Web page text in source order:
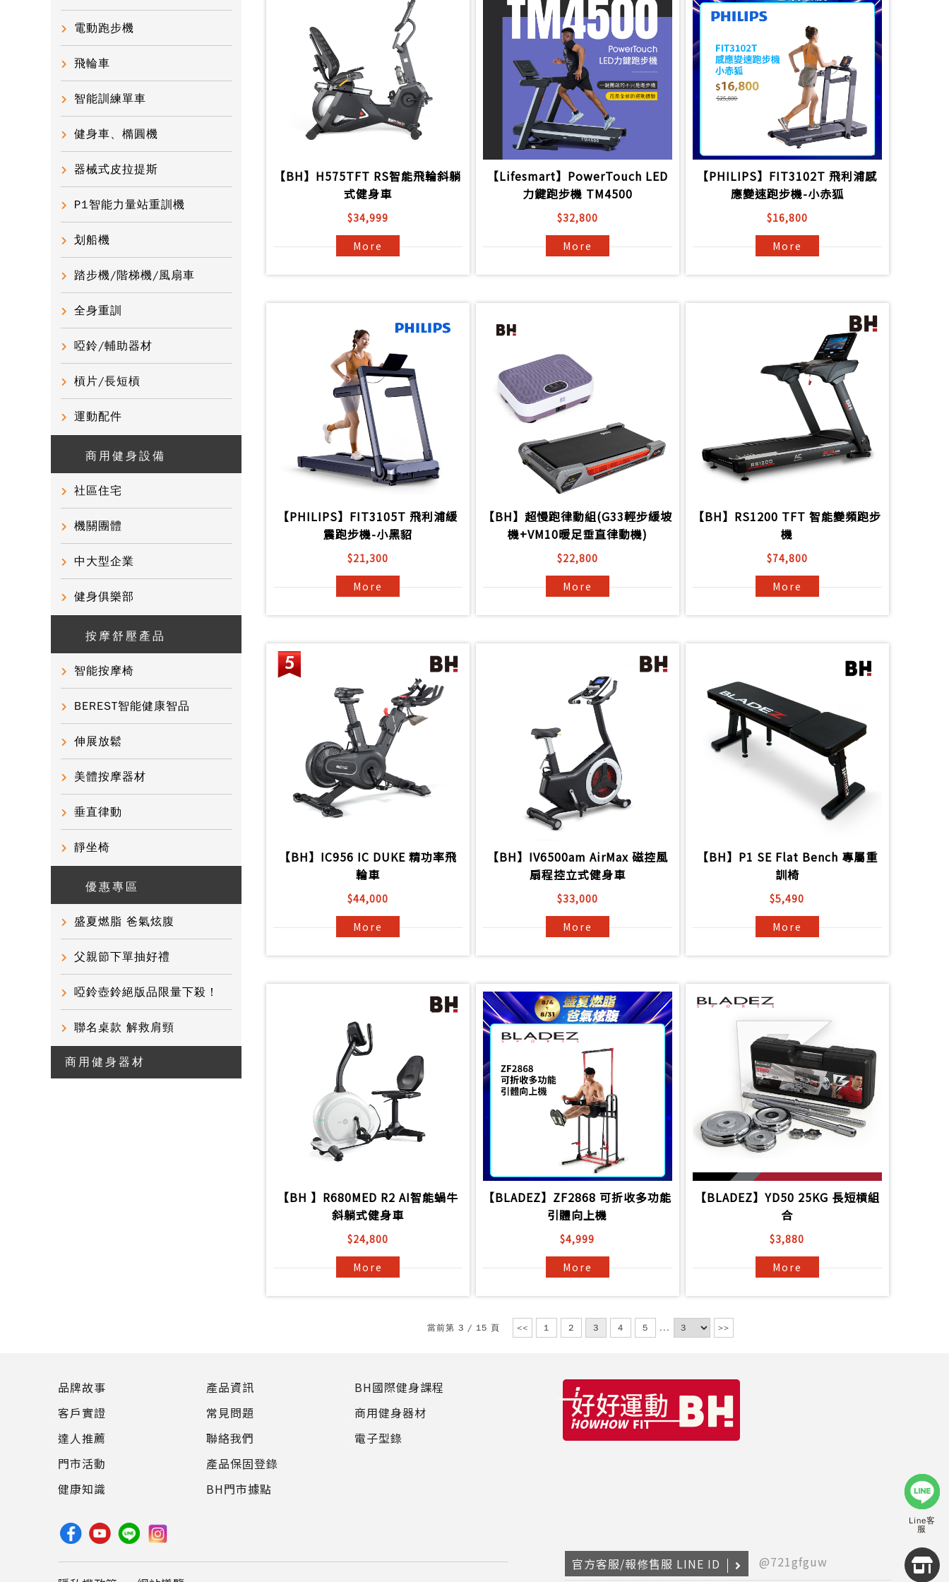
Line客
服
電動跑步機
飛輪車
智能訓練單車
健身車、橢圓機
器械式皮拉提斯
P1智能力量站重訓機
划船機
踏步機/階梯機/風扇車
全身重訓
啞鈴/輔助器材
槓片/長短槓
運動配件
商用健身設備
社區住宅
機關團體
中大型企業
健身俱樂部
按摩舒壓產品
智能按摩椅
BEREST智能健康智品
伸展放鬆
美體按摩器材
垂直律動
靜坐椅
優惠專區
盛夏燃脂 爸氣炫腹
父親節下單抽好禮
啞鈴壺鈴絕版品限量下殺！
聯名桌款 解救肩頸
商用健身器材
【BH】H575TFT RS智能飛輪斜躺
式健身車
$34,999
More
【Lifesmart】PowerTouch LED
力鍵跑步機 TM4500
$32,800
More
【PHILIPS】FIT3102T 飛利浦感
應變速跑步機-小赤狐
$16,800
More
【PHILIPS】FIT3105T 飛利浦緩
震跑步機-小黑貂
$21,300
More
【BH】超慢跑律動組(G33輕步緩坡
機+VM10暖足垂直律動機)
$22,800
More
【BH】RS1200 TFT 智能變頻跑步
機
$74,800
More
【BH】IC956 IC DUKE 精功率飛
輪車
$44,000
More
【BH】IV6500am AirMax 磁控風
扇程控立式健身車
$33,000
More
【BH】P1 SE Flat Bench 專屬重
訓椅
$5,490
More
【BH 】R680MED R2 AI智能蝸牛
斜躺式健身車
$24,800
More
【BLADEZ】ZF2868 可折收多功能
引體向上機
$4,999
More
【BLADEZ】YD50 25KG 長短槓組
合
$3,880
More
當前第 3 / 15 頁 << 1 2 3 4 5 ... >>
品牌故事
客戶實證
達人推薦
門市活動
健康知識
產品資訊
常見問題
聯絡我們
產品保固登錄
BH門市據點
BH國際健身課程
商用健身器材
電子型錄
官方客服/報修售服 LINE ID @721gfguw